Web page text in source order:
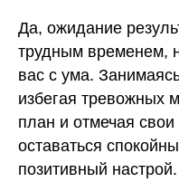
Да, ожидание
трудным временем,
вас с ума.
избегая тревожных
план и отмечая
оставаться
позитивный
адрес: 198095, г. Санкт-
21, стр. 1 +78006003198.
согласие с Пользовательским